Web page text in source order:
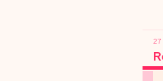
27